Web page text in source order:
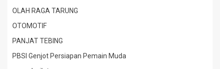
OLAH RAGA TARUNG
OTOMOTIF
PANJAT TEBING
PBSI Genjot Persiapan Pemain Muda